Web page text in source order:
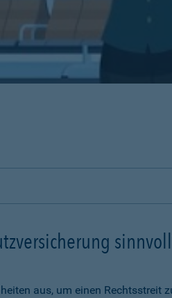
aus, um einen